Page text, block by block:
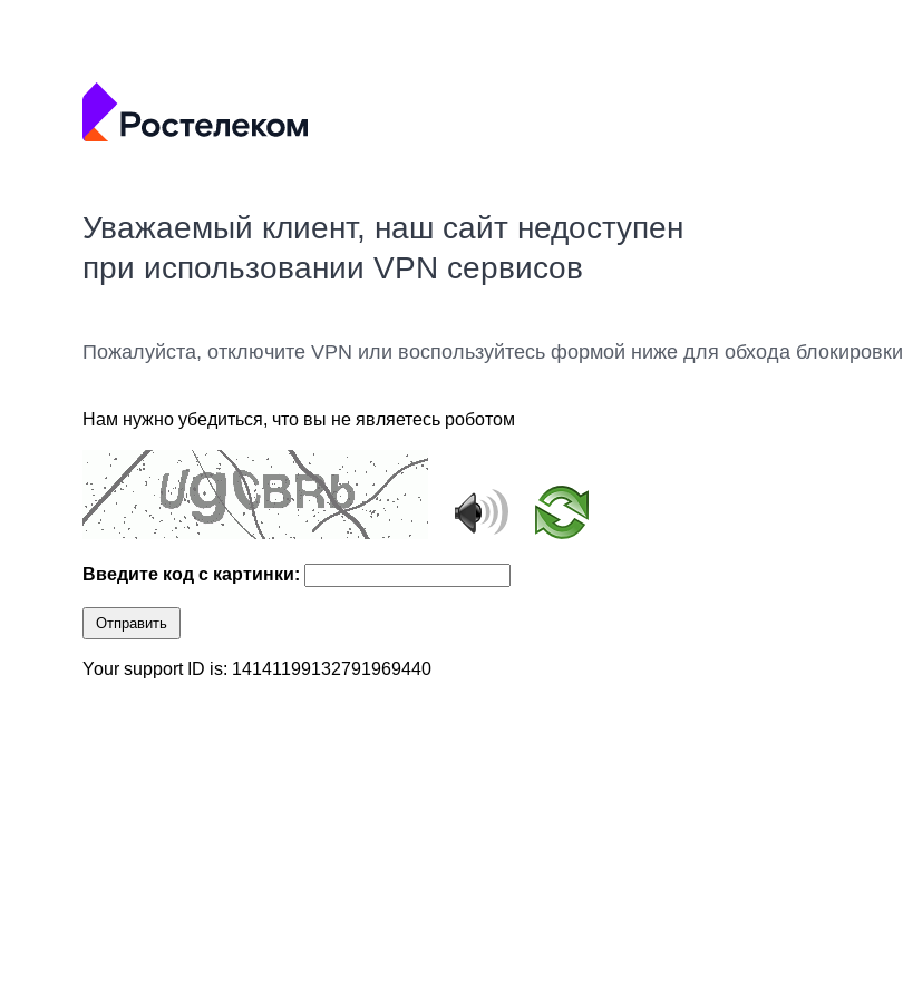
Уважаемый клиент, наш сайт недоступен
при использовании VPN сервисов
Пожалуйста, отключите VPN или воспользуйтесь формой ниже для обхода блокировки
Нам нужно убедиться, что вы не являетесь роботом
Введите код с картинки:
Отправить
Your support ID is: 14141199132791969440